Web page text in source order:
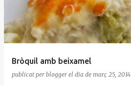
Bròquil amb beixamel
publicat per blogger el dia de març 25, 2014